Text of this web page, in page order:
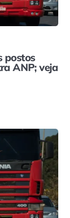
postos
ANP; veja